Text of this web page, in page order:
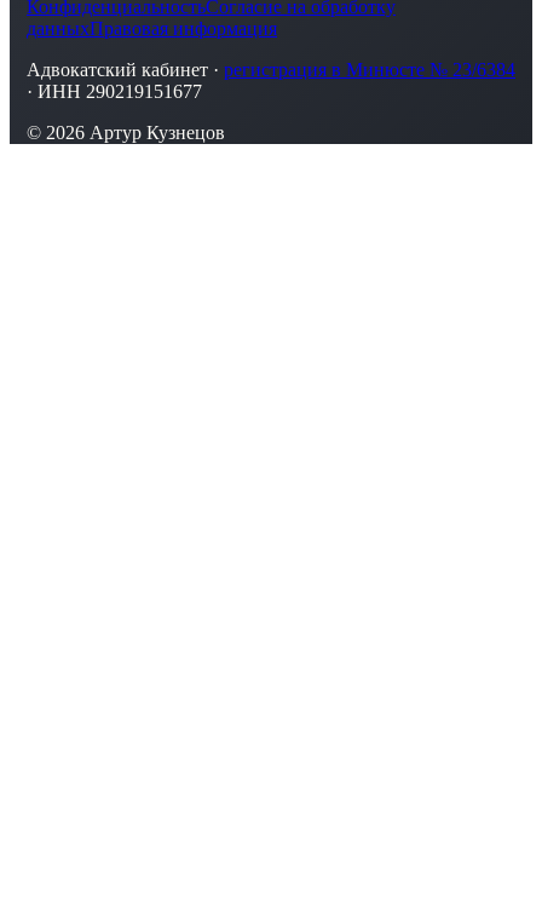
КонфиденциальностьСогласие на обработку
данныхПравовая информация
Адвокатский кабинет · регистрация в Минюсте № 23/6384
· ИНН 290219151677
© 2026 Артур Кузнецов